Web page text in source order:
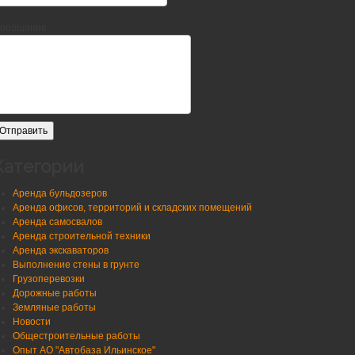
Аренда бульдозеров
Аренда офисов, территорий и складских помещений
Аренда самосвалов
Аренда строительной техники
Аренда экскаваторов
Выполнение стены в грунте
Грузоперевозки
Дорожные работы
Земляные работы
Новости
Общестроительные работы
Опыт АО "Автобаза Ильинское"